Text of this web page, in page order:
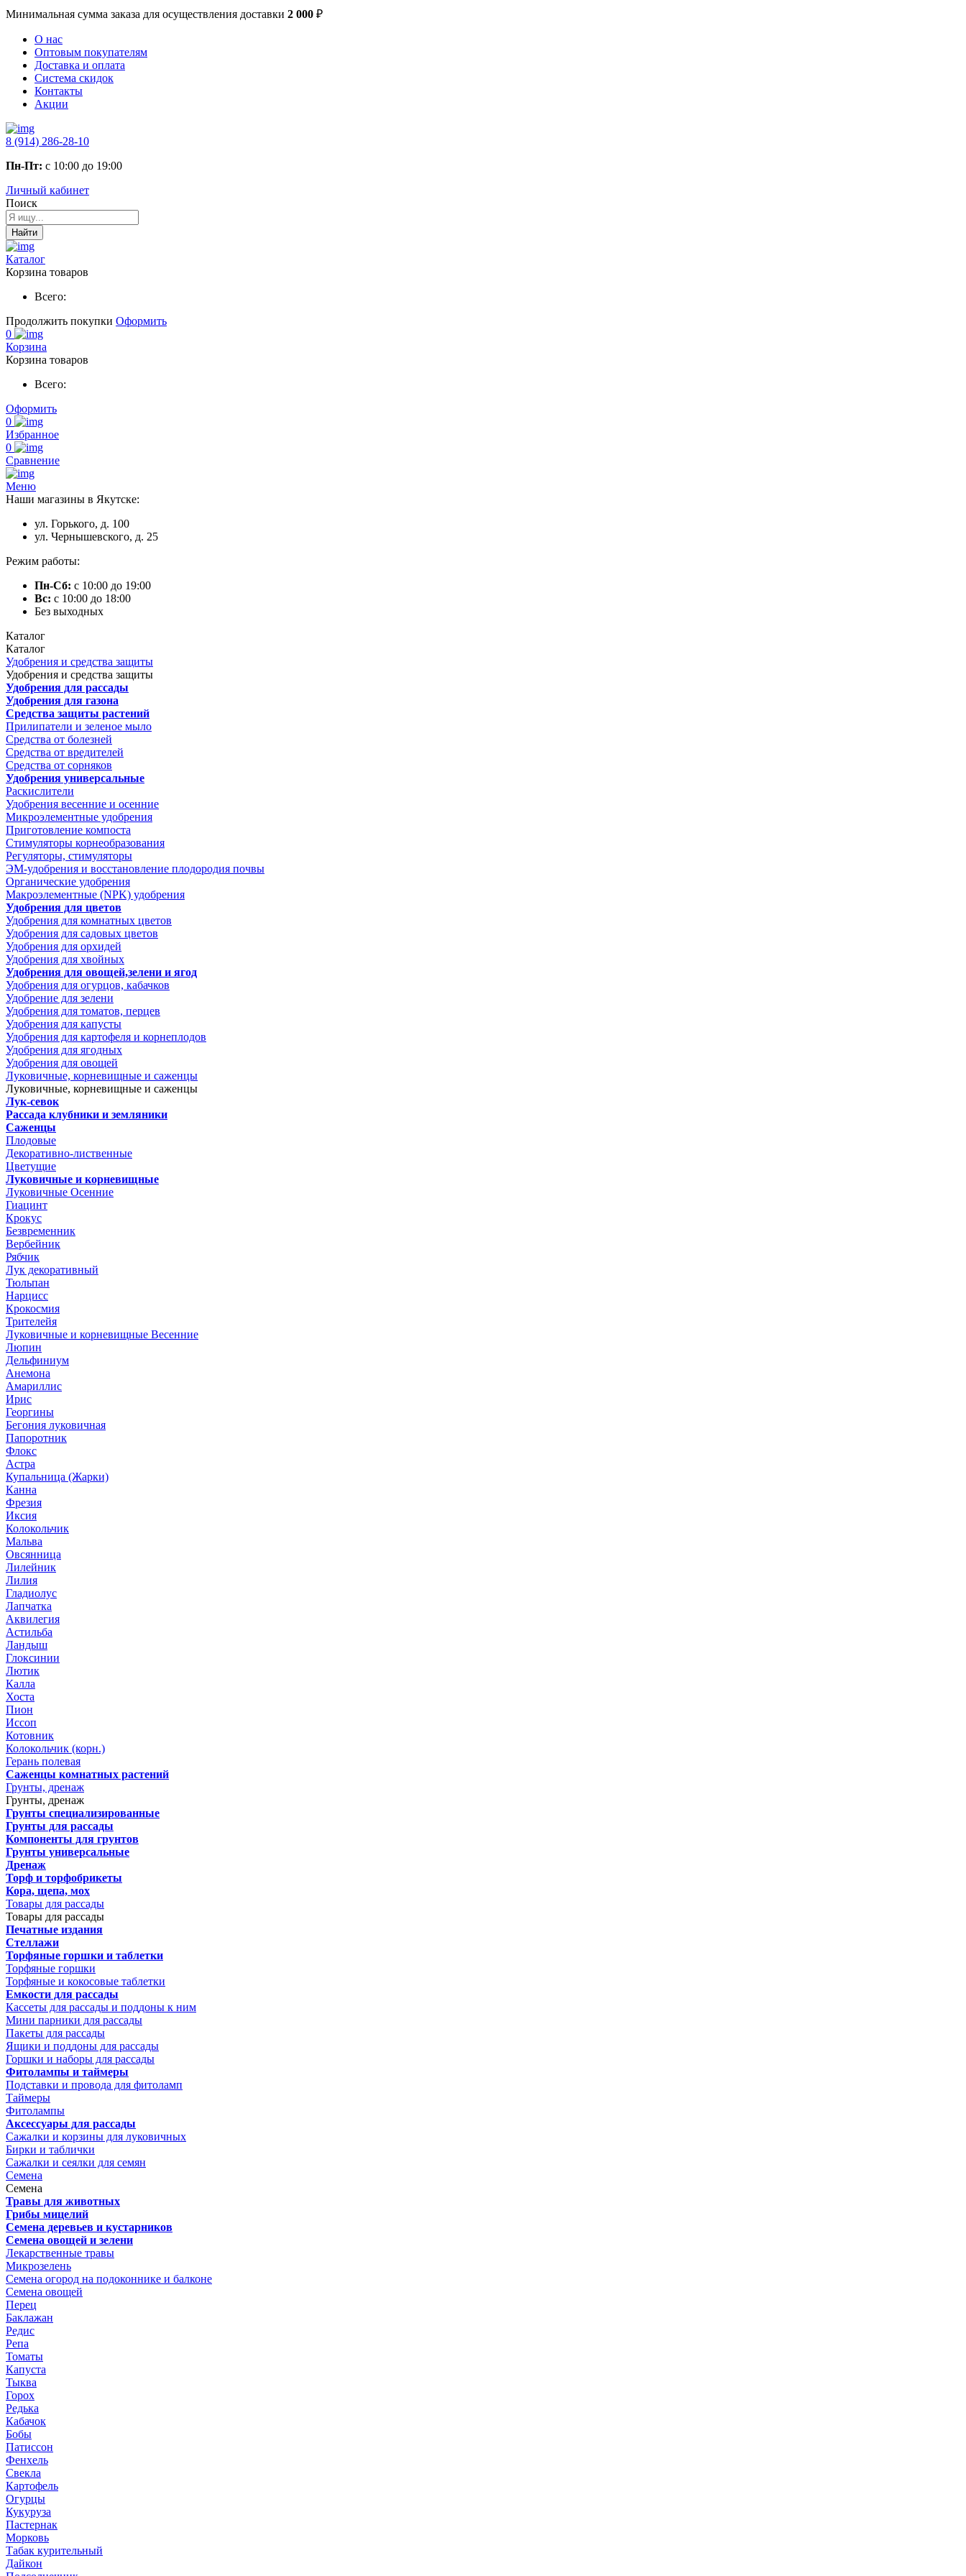
Минимальная сумма заказа для осуществления доставки 2 000 ₽
О нас
Оптовым покупателям
Доставка и оплата
Система скидок
Контакты
Акции
8 (914) 286-28-10
Пн-Пт: с 10:00 до 19:00
Личный кабинет
Поиск
Найти
Каталог
Корзина товаров
Всего:
Продолжить покупки Оформить
0
Корзина
Корзина товаров
Всего:
Оформить
0
Избранное
0
Сравнение
Меню
Наши магазины в Якутске:
ул. Горького, д. 100
ул. Чернышевского, д. 25
Режим работы:
Пн-Сб: с 10:00 до 19:00
Вс: с 10:00 до 18:00
Без выходных
Каталог
Каталог
Удобрения и средства защиты
Удобрения и средства защиты
Удобрения для рассады
Удобрения для газона
Средства защиты растений
Прилипатели и зеленое мыло
Средства от болезней
Средства от вредителей
Средства от сорняков
Удобрения универсальные
Раскислители
Удобрения весенние и осенние
Микроэлементные удобрения
Приготовление компоста
Стимуляторы корнеобразования
Регуляторы, стимуляторы
ЭМ-удобрения и восстановление плодородия почвы
Органические удобрения
Макроэлементные (NPK) удобрения
Удобрения для цветов
Удобрения для комнатных цветов
Удобрения для садовых цветов
Удобрения для орхидей
Удобрения для хвойных
Удобрения для овощей,зелени и ягод
Удобрения для огурцов, кабачков
Удобрение для зелени
Удобрения для томатов, перцев
Удобрения для капусты
Удобрения для картофеля и корнеплодов
Удобрения для ягодных
Удобрения для овощей
Луковичные, корневищные и саженцы
Луковичные, корневищные и саженцы
Лук-севок
Рассада клубники и земляники
Саженцы
Плодовые
Декоративно-лиственные
Цветущие
Луковичные и корневищные
Луковичные Осенние
Гиацинт
Крокус
Безвременник
Вербейник
Рябчик
Лук декоративный
Тюльпан
Нарцисс
Крокосмия
Трителейя
Луковичные и корневищные Весенние
Люпин
Дельфиниум
Анемона
Амариллис
Ирис
Георгины
Бегония луковичная
Папоротник
Флокс
Астра
Купальница (Жарки)
Канна
Фрезия
Иксия
Колокольчик
Мальва
Овсянница
Лилейник
Лилия
Гладиолус
Лапчатка
Аквилегия
Астильба
Ландыш
Глоксинии
Лютик
Калла
Хоста
Пион
Иссоп
Котовник
Колокольчик (корн.)
Герань полевая
Саженцы комнатных растений
Грунты, дренаж
Грунты, дренаж
Грунты специализированные
Грунты для рассады
Компоненты для грунтов
Грунты универсальные
Дренаж
Торф и торфобрикеты
Кора, щепа, мох
Товары для рассады
Товары для рассады
Печатные издания
Стеллажи
Торфяные горшки и таблетки
Торфяные горшки
Торфяные и кокосовые таблетки
Емкости для рассады
Кассеты для рассады и поддоны к ним
Мини парники для рассады
Пакеты для рассады
Ящики и поддоны для рассады
Горшки и наборы для рассады
Фитолампы и таймеры
Подставки и провода для фитоламп
Таймеры
Фитолампы
Аксессуары для рассады
Сажалки и корзины для луковичных
Бирки и таблички
Сажалки и сеялки для семян
Семена
Семена
Травы для животных
Грибы мицелий
Семена деревьев и кустарников
Семена овощей и зелени
Лекарственные травы
Микрозелень
Семена огород на подоконнике и балконе
Семена овощей
Перец
Баклажан
Редис
Репа
Томаты
Капуста
Тыква
Горох
Редька
Кабачок
Бобы
Патиссон
Фенхель
Свекла
Картофель
Огурцы
Кукуруза
Пастернак
Морковь
Табак курительный
Дайкон